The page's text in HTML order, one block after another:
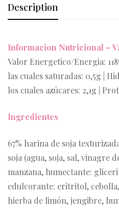
Description
Informacion Nutricional –
Valor Energetico/Energia:
las cuales saturadas: 0,5g |
los cuales azúcares: 2,1g |
Ingredientes
67% harina de soja
soja (agua, soja, sal, vinagre
manzana, humectante:
edulcorante: eritritol,
hierba de limón, jengibre,